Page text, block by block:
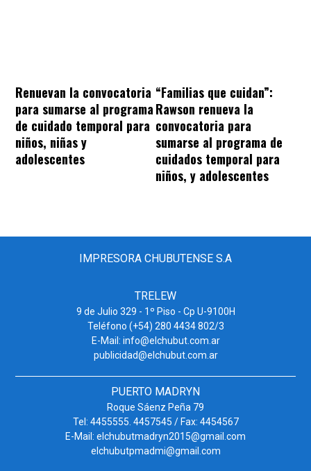
Renuevan la convocatoria
para sumarse al programa
de cuidado temporal para
niños, niñas y
adolescentes
“Familias que cuidan”:
Rawson renueva la
convocatoria para
sumarse al programa de
cuidados temporal para
niños, y adolescentes
IMPRESORA CHUBUTENSE S.A
TRELEW
9 de Julio 329 - 1º Piso - Cp U-9100H
Teléfono (+54) 280 4434 802/3
E-Mail: info@elchubut.com.ar
publicidad@elchubut.com.ar
PUERTO MADRYN
Roque Sáenz Peña 79
Tel: 4455555. 4457545 / Fax: 4454567
E-Mail: elchubutmadryn2015@gmail.com
elchubutpmadmi@gmail.com